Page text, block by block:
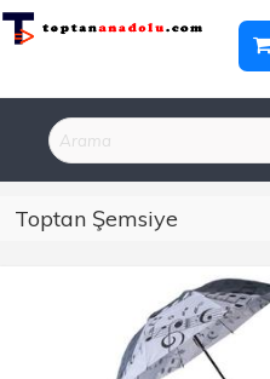
Toptan Şemsiye